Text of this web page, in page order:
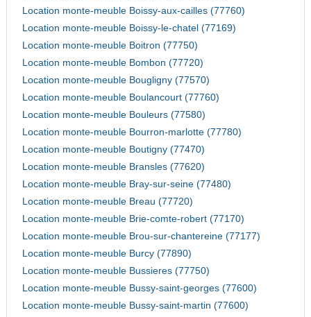
Location monte-meuble Boissy-aux-cailles (77760)
Location monte-meuble Boissy-le-chatel (77169)
Location monte-meuble Boitron (77750)
Location monte-meuble Bombon (77720)
Location monte-meuble Bougligny (77570)
Location monte-meuble Boulancourt (77760)
Location monte-meuble Bouleurs (77580)
Location monte-meuble Bourron-marlotte (77780)
Location monte-meuble Boutigny (77470)
Location monte-meuble Bransles (77620)
Location monte-meuble Bray-sur-seine (77480)
Location monte-meuble Breau (77720)
Location monte-meuble Brie-comte-robert (77170)
Location monte-meuble Brou-sur-chantereine (77177)
Location monte-meuble Burcy (77890)
Location monte-meuble Bussieres (77750)
Location monte-meuble Bussy-saint-georges (77600)
Location monte-meuble Bussy-saint-martin (77600)